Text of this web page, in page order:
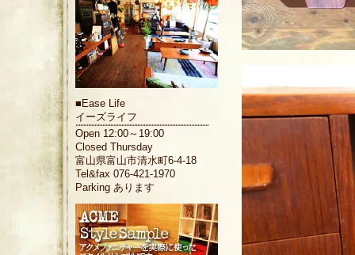
■ Ease Life
イーズライフ
Open 12:00～19:00
Closed Thursday
富山県富山市清水町6-4-18
Tel&fax 076-421-1970
Parking あります